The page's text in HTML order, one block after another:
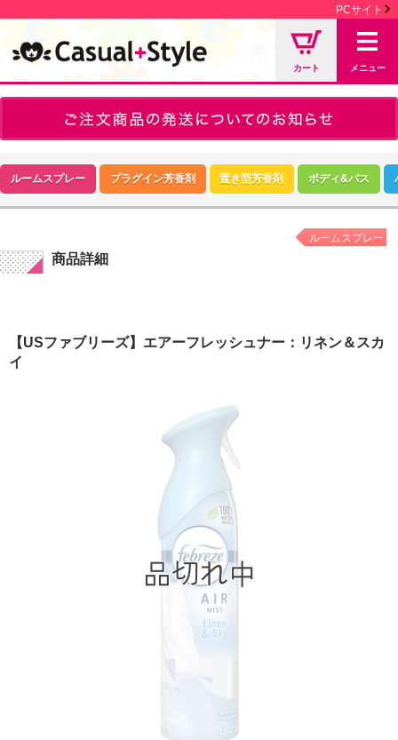
PCサイト
カート メニュー
ルームスプレー プラグイン芳香剤 置き型芳香剤 ボディ&バス
商品詳細
ルームスプレー
【USファブリーズ】エアーフレッシュナー：リネン＆スカ
イ